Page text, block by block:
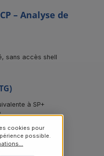
– Analyse de
sans accès shell
à SP+
disponible
cookies pour
possible.